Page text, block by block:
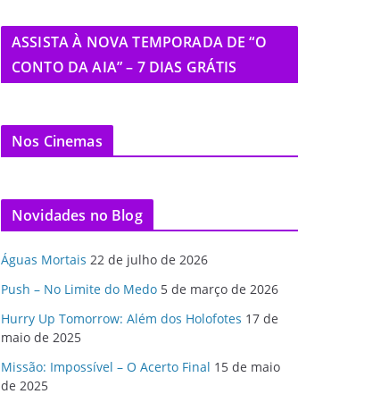
ASSISTA À NOVA TEMPORADA DE “O
CONTO DA AIA” – 7 DIAS GRÁTIS
Nos Cinemas
Novidades no Blog
Águas Mortais 22 de julho de 2026
Push – No Limite do Medo 5 de março de 2026
Hurry Up Tomorrow: Além dos Holofotes 17 de
maio de 2025
Missão: Impossível – O Acerto Final 15 de maio
de 2025